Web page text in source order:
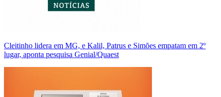
Cleitinho lidera em MG, e Kalil, Patrus e Simões empatam em 2º
lugar, aponta pesquisa Genial/Quaest